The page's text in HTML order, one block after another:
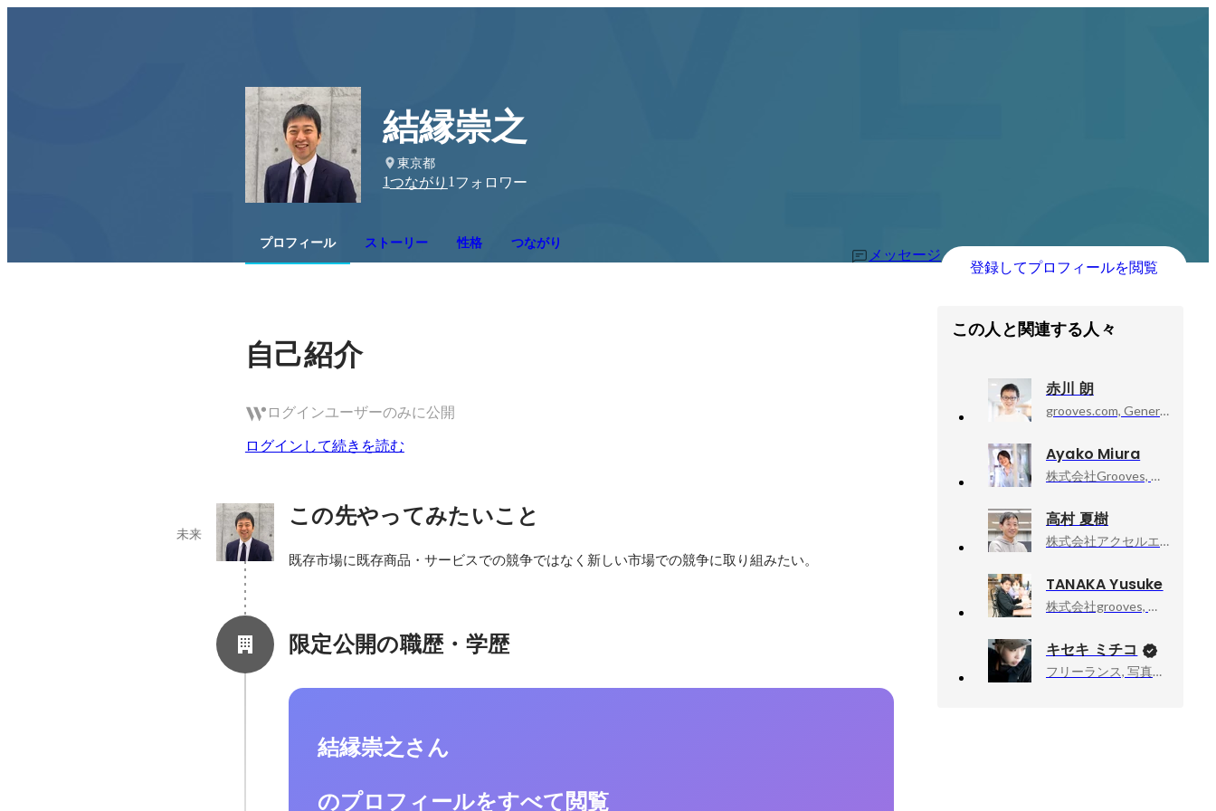
結縁崇之
東京都
1つながり 1 フォロワー
プロフィール ストーリー 性格 つながり
メッセージ
登録してプロフィールを閲覧
自己紹介
ログインユーザーのみに公開
ログインして続きを読む
この先やってみたいこと
未来
既存市場に既存商品・サービスでの競争ではなく新しい市場での競争に取り組みたい。
限定公開の職歴・学歴
結縁崇之さん
のプロフィールをすべて閲覧
この人と関連する人々
赤川 朗
grooves.com, General Manager
Ayako Miura
株式会社Grooves, クラウドエージェント 事業推進 兼 CEO室
高村 夏樹
株式会社アクセルエンターメディア, 社長室
TANAKA Yusuke
株式会社grooves, 取締役
キセキ ミチコ
フリーランス, 写真家、ドキュメンタリーカメラマン